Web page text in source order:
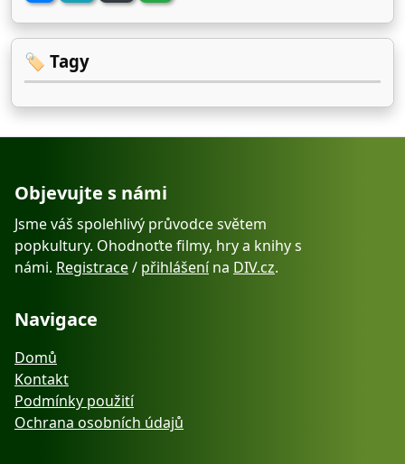
🏷️ Tagy
Objevujte s námi
Jsme váš spolehlivý průvodce světem
popkultury. Ohodnoťte filmy, hry a knihy s
námi. Registrace/ přihlášenína DIV.cz.
Navigace
Domů
Kontakt
Podmínky použití
Ochrana osobních údajů